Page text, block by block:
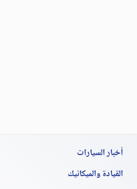
أخبار السيارات
القيادة والميكانيك